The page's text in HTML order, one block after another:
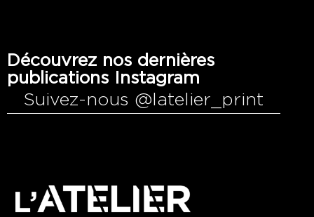
Découvrez nos dernières
publications Instagram
Suivez-nous @latelier_print